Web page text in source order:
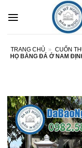
qua
TRANG CHỦ » CUỐN
HỌ BẰNG ĐÁ Ở NAM